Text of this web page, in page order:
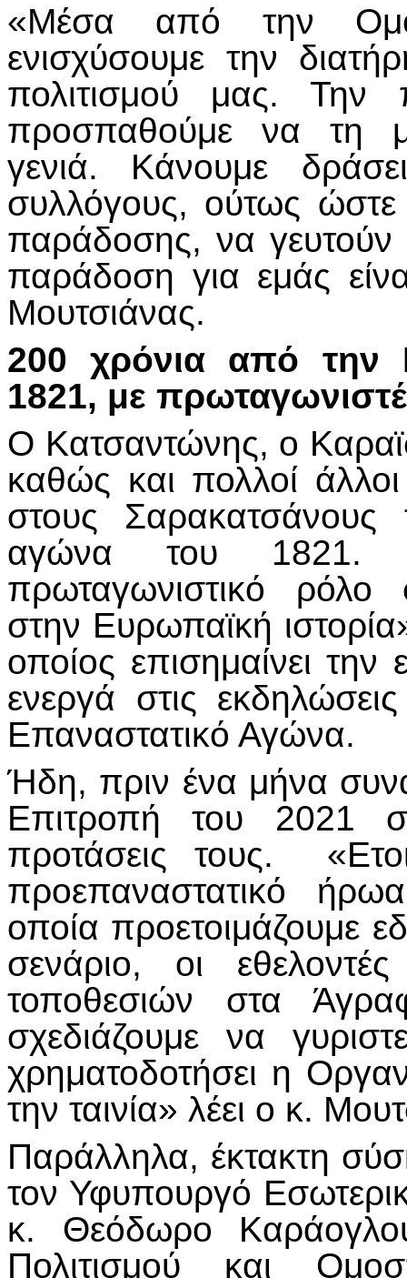
«Μέσα από την
ενισχύσουμε την
πολιτισμού μας. Την
προσπαθούμε να τη
γενιά. Κάνουμε
συλλόγους, ούτως
παράδοσης, να γευτούν
παράδοση για εμάς
Μουτσιάνας.
200 χρόνια από την
1821, με
Ο Κατσαντώνης, ο
καθώς και πολλοί
στους
αγώνα του 1821.
πρωταγωνιστικό
στην Ευρωπαϊκή
οποίος επισημαίνει
ενεργά στις
Επαναστατικό Αγώνα.
Ήδη, πριν ένα μήνα
Επιτροπή του 2021
προτάσεις τους.
προεπαναστατικό
οποία προετοιμάζουμε
σενάριο, οι
τοποθεσιών στα
σχεδιάζουμε να
χρηματοδοτήσει η
την ταινία» λέει ο κ.
Παράλληλα, έκτακτη
τον Υφυπουργό
κ. Θεόδωρο
Πολιτισμού και